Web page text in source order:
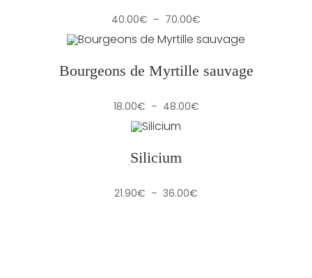
40.00€ – 70.00€
prix :
40.00€
70.00€
Bourgeons de Myrtille sauvage
18.00€ – 48.00€Plage
Silicium
21.90€ – 36.00€